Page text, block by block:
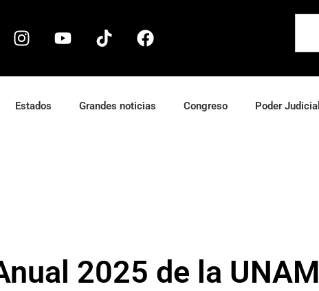
Estados Grandes noticias Congreso Poder Judicial
2025 de la UNAM